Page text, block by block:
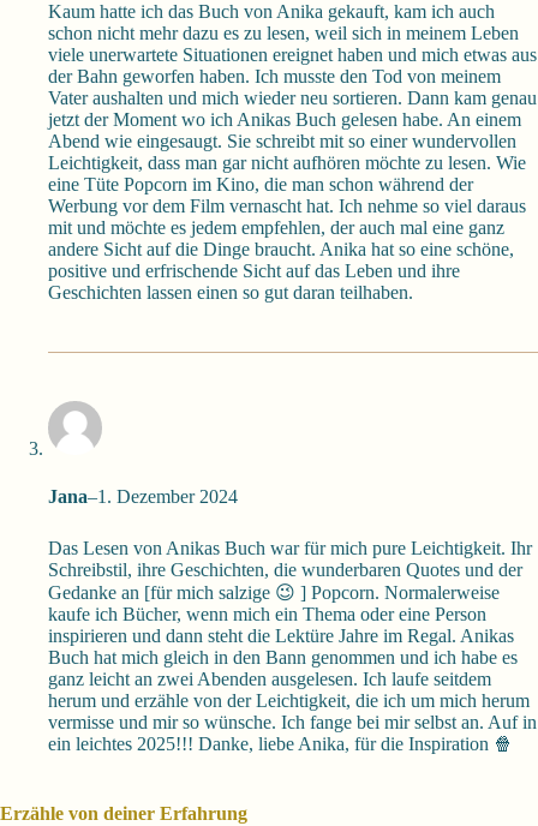
Kaum hatte ich das Buch von Anika gekauft, kam ich auch
schon nicht mehr dazu es zu lesen, weil sich in meinem Leben
viele unerwartete Situationen ereignet haben und mich etwas aus
der Bahn geworfen haben. Ich musste den Tod von meinem
Vater aushalten und mich wieder neu sortieren. Dann kam genau
jetzt der Moment wo ich Anikas Buch gelesen habe. An einem
Abend wie eingesaugt. Sie schreibt mit so einer wundervollen
Leichtigkeit, dass man gar nicht aufhören möchte zu lesen. Wie
eine Tüte Popcorn im Kino, die man schon während der
Werbung vor dem Film vernascht hat. Ich nehme so viel daraus
mit und möchte es jedem empfehlen, der auch mal eine ganz
andere Sicht auf die Dinge braucht. Anika hat so eine schöne,
positive und erfrischende Sicht auf das Leben und ihre
Geschichten lassen einen so gut daran teilhaben.
Jana–1. Dezember 2024
Das Lesen von Anikas Buch war für mich pure Leichtigkeit. Ihr
Schreibstil, ihre Geschichten, die wunderbaren Quotes und der
Gedanke an [für mich salzige 😉 ] Popcorn. Normalerweise
kaufe ich Bücher, wenn mich ein Thema oder eine Person
inspirieren und dann steht die Lektüre Jahre im Regal. Anikas
Buch hat mich gleich in den Bann genommen und ich habe es
ganz leicht an zwei Abenden ausgelesen. Ich laufe seitdem
herum und erzähle von der Leichtigkeit, die ich um mich herum
vermisse und mir so wünsche. Ich fange bei mir selbst an. Auf in
ein leichtes 2025!!! Danke, liebe Anika, für die Inspiration 🍿
Erzähle von deiner Erfahrung